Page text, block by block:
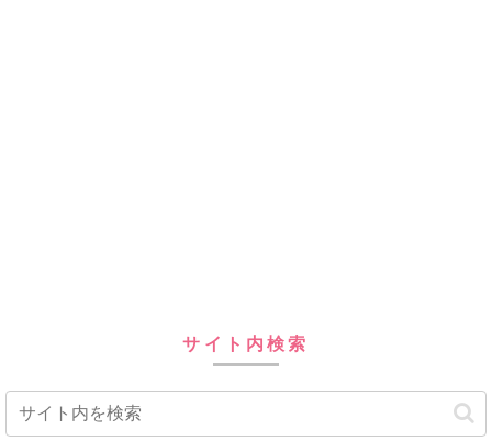
サイト内検索